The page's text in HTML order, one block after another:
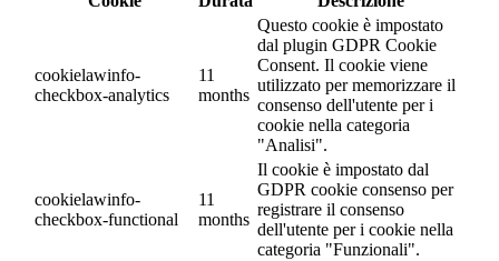
cookielawinfo-
checkbox-analytics
11
months
Questo cookie è impostato
dal plugin GDPR Cookie
Consent. Il cookie viene
utilizzato per memorizzare il
consenso dell'utente per i
cookie nella categoria
"Analisi".
cookielawinfo-
checkbox-functional
11
months
Il cookie è impostato dal
GDPR cookie consenso per
registrare il consenso
dell'utente per i cookie nella
categoria "Funzionali".